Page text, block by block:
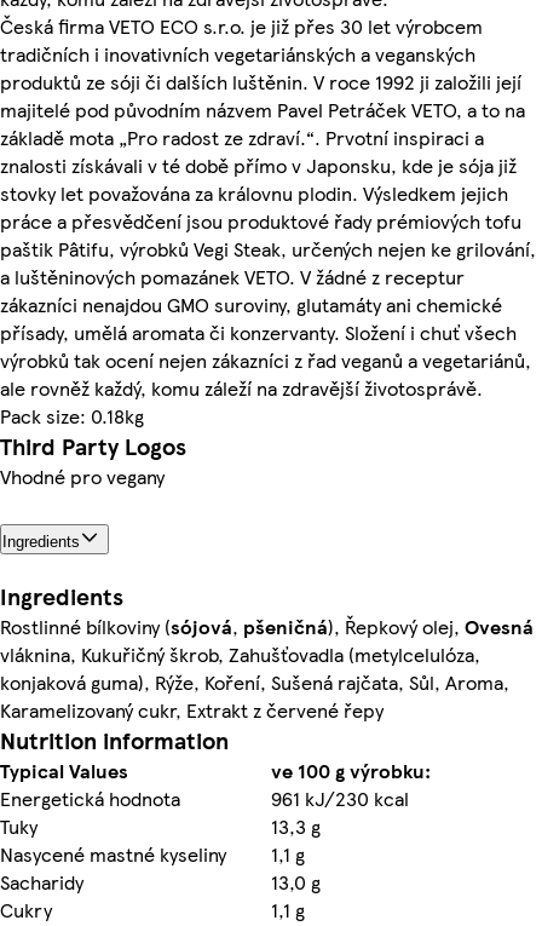
Česká firma VETO ECO s.r.o. je již přes 30 let výrobcem
tradičních i inovativních vegetariánských a veganských
produktů ze sóji či dalších luštěnin. V roce 1992 ji založili její
majitelé pod původním názvem Pavel Petráček VETO, a to na
základě mota „Pro radost ze zdraví.“. Prvotní inspiraci a
znalosti získávali v té době přímo v Japonsku, kde je sója již
stovky let považována za královnu plodin. Výsledkem jejich
práce a přesvědčení jsou produktové řady prémiových tofu
paštik Pâtifu, výrobků Vegi Steak, určených nejen ke grilování,
a luštěninových pomazánek VETO. V žádné z receptur
zákazníci nenajdou GMO suroviny, glutamáty ani chemické
přísady, umělá aromata či konzervanty. Složení i chuť všech
výrobků tak ocení nejen zákazníci z řad veganů a vegetariánů,
ale rovněž každý, komu záleží na zdravější životosprávě.
Pack size: 0.18kg
Third Party Logos
Vhodné pro vegany
Ingredients
Ingredients
Rostlinné bílkoviny (sójová, pšeničná), Řepkový olej, Ovesná
vláknina, Kukuřičný škrob, Zahušťovadla (metylcelulóza,
konjaková guma), Rýže, Koření, Sušená rajčata, Sůl, Aroma,
Karamelizovaný cukr, Extrakt z červené řepy
Nutrition information
Typical Values
ve 100 g výrobku:
Energetická hodnota
961 kJ/230 kcal
Tuky
13,3 g
Nasycené mastné kyseliny
1,1 g
Sacharidy
13,0 g
Cukry
1,1 g